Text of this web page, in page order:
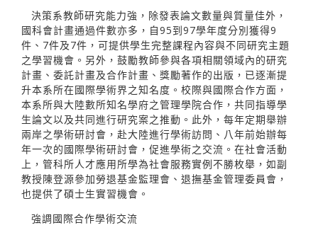
決策系教師研究能力強，除發表論文數量與質量佳外，
國科會計畫通過件數亦多，自95到97學年度分別獲得9
件、7件及7件，可提供學生完整課程內容與不同研究主題
之學習機會。另外，鼓勵教師參與各項相關領域內的研究
計畫、委託計畫及合作計畫、獎勵著作的出版，已逐漸提
升本系所在國際學術界之知名度。校際與國際合作方面，
本系所與大陸數所知名學府之管理學院合作，共同指導學
生論文以及共同進行研究案之推動。此外，每年定期舉辦
兩岸之學術研討會，赴大陸進行學術訪問、八年前始辦每
年一次的國際學術研討會，促進學術之交流。在社會活動
上，管科所人才應用所學為社會服務實例不勝枚舉，如副
教授陳登源參加勞退基金監理會、退撫基金管理委員會，
也提供了碩士生實習機會。
強調國際合作學術交流